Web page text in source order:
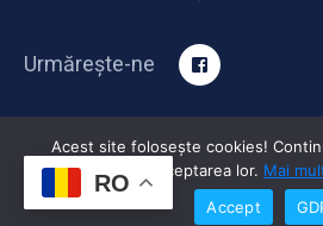
Urmărește-ne
Site-ul oficial al comunei
RO
Acest site foloseşte cookies!
acceptarea lor. Mai
Accept